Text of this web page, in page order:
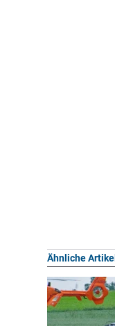
Ähnliche Artikel